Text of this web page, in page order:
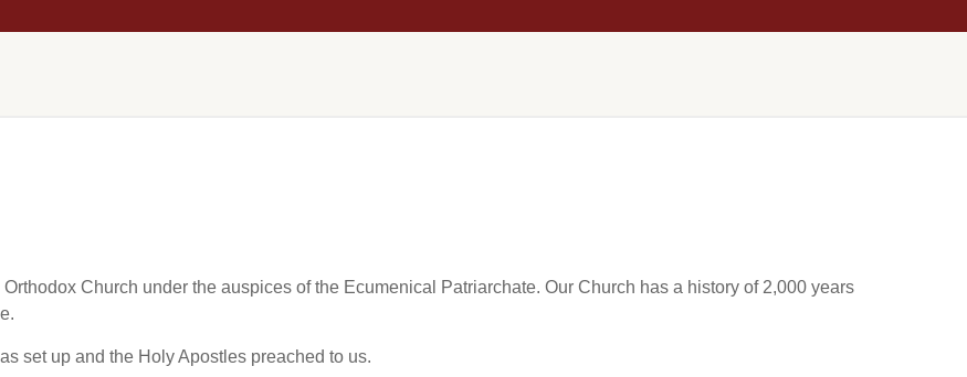
Church under the auspices of the Ecumenical Patriarchate. Our Church has a history of 2,000 years
set up and the Holy Apostles preached to us.